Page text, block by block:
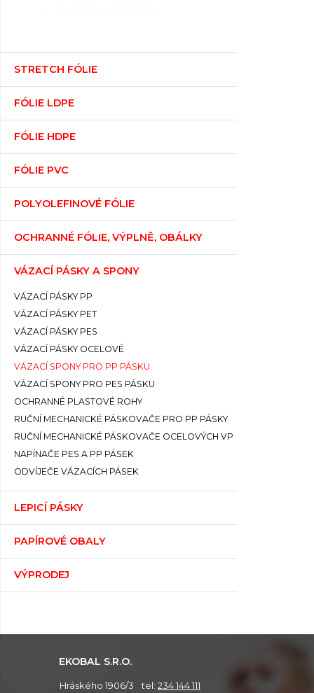
STRETCH FÓLIE
FÓLIE LDPE
FÓLIE HDPE
FÓLIE PVC
POLYOLEFINOVÉ FÓLIE
OCHRANNÉ FÓLIE, VÝPLNĚ, OBÁLKY
VÁZACÍ PÁSKY A SPONY
VÁZACÍ PÁSKY PP
VÁZACÍ PÁSKY PET
VÁZACÍ PÁSKY PES
VÁZACÍ PÁSKY OCELOVÉ
VÁZACÍ SPONY PRO PP PÁSKU
VÁZACÍ SPONY PRO PES PÁSKU
OCHRANNÉ PLASTOVÉ ROHY
RUČNÍ MECHANICKÉ PÁSKOVAČE PRO PP PÁSKY
RUČNÍ MECHANICKÉ PÁSKOVAČE OCELOVÝCH VP
NAPÍNAČE PES A PP PÁSEK
ODVÍJEČE VÁZACÍCH PÁSEK
LEPICÍ PÁSKY
PAPÍROVÉ OBALY
VÝPRODEJ
EKOBAL S.R.O.
Hráského 1906/3 tel: 234 144 111